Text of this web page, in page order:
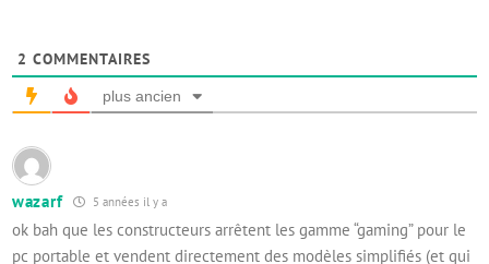
2 COMMENTAIRES
plus ancien
wazarf 5 années il y a
ok bah que les constructeurs arrêtent les gamme “gaming” pour le
pc portable et vendent directement des modèles simplifiés (et qui